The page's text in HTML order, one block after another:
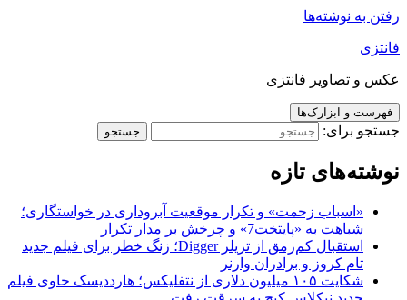
رفتن به نوشته‌ها
فانتزی
عکس و تصاویر فانتزی
فهرست و ابزارک‌ها
جستجو برای:
نوشته‌های تازه
«اسباب زحمت» و تکرار موقعیت آبروداری در خواستگاری؛
شباهت به «پایتخت7» و چرخش بر مدار تکرار
استقبال کم‌رمق از تریلر Digger؛ زنگ خطر برای فیلم جدید
تام کروز و برادران وارنر
شکایت ۱۰۵ میلیون دلاری از نتفلیکس؛ هارددیسک حاوی فیلم